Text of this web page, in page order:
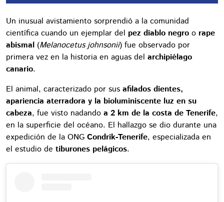
Un inusual avistamiento sorprendió a la comunidad
científica cuando un ejemplar del pez diablo negro o rape
abismal (Melanocetus johnsonii) fue observado por
primera vez en la historia en aguas del archipiélago
canario.
El animal, caracterizado por sus afilados dientes,
apariencia aterradora y la bioluminiscente luz en su
cabeza, fue visto nadando a 2 km de la costa de Tenerife,
en la superficie del océano. El hallazgo se dio durante una
expedición de la ONG Condrik-Tenerife, especializada en
el estudio de tiburones pelágicos.